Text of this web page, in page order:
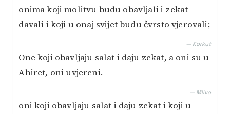
onima koji molitvu budu obavljali i zekat
davali i koji u onaj svijet budu čvrsto vjerovali;
— Korkut
One koji obavljaju salat i daju zekat, a oni su u
Ahiret, oni uvjereni.
— Mlivo
oni koji obavljaju salat i daju zekat i koji u